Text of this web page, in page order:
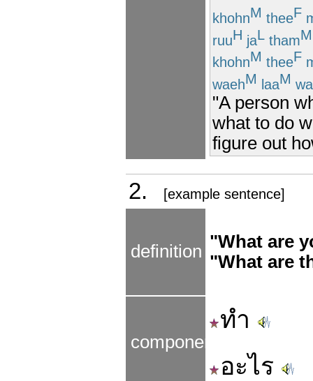
khohnM theeF
ruuH jaL thamM
khohnM theeF
waehM laaM
"A person
what to do
figure out
2. [example sentence]
definition "What are
"What are
components
ทำ
อะไร